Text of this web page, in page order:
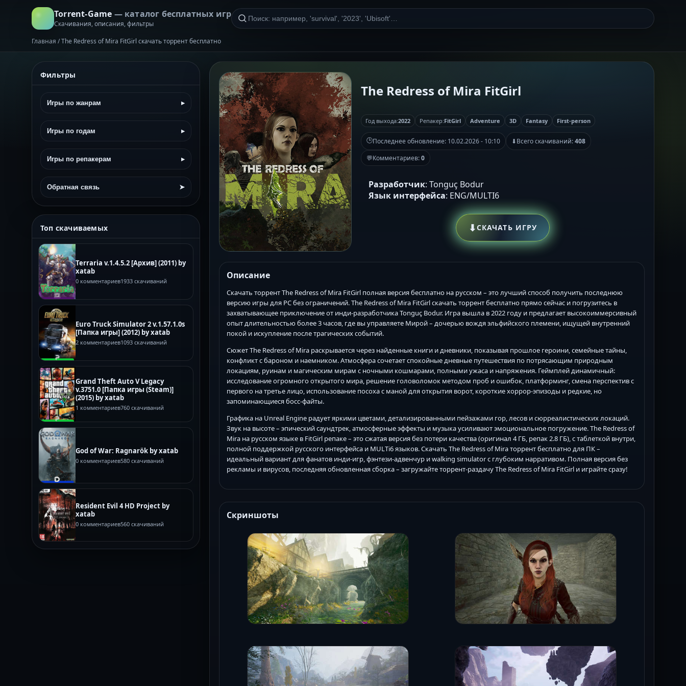
Torrent-Game — каталог бесплатных игр
Скачивания, описания, фильтры
Главная /The Redress of Mira FitGirl скачать торрент бесплатно
Фильтры
Игры по жанрам ▸
Игры по годам ▸
Игры по репакерам ▸
Обратная связь ➤
Топ скачиваемых
Terraria v.1.4.5.2 [Архив] (2011) by
xatab
0 комментариев1933 скачиваний
Euro Truck Simulator 2 v.1.57.1.0s
[Папка игры] (2012) by xatab
2 комментариев1093 скачиваний
Grand Theft Auto V Legacy
v.3751.0 [Папка игры (Steam)]
(2015) by xatab
1 комментариев760 скачиваний
God of War: Ragnarök by xatab
0 комментариев580 скачиваний
Resident Evil 4 HD Project by
xatab
0 комментариев560 скачиваний
The Redress of Mira FitGirl
Год выхода:2022 Репакер:FitGirl Adventure 3D Fantasy First-person
🕒Последнее обновление: 10.02.2026 - 10:10 ⬇Всего скачиваний:408
💬Комментариев:0
Разработчик: Tonguç Bodur
Язык интерфейса: ENG/MULTI6
⬇СКАЧАТЬ ИГРУ
Описание
Скачать торрент The Redress of Mira FitGirl полная версия бесплатно на русском – это лучший способ получить последнюю
версию игры для PC без ограничений. The Redress of Mira FitGirl скачать торрент бесплатно прямо сейчас и погрузитесь в
захватывающее приключение от инди-разработчика Tonguç Bodur. Игра вышла в 2022 году и предлагает высокоиммерсивный
опыт длительностью более 3 часов, где вы управляете Мирой – дочерью вождя эльфийского племени, ищущей внутренний
покой и искупление после трагических событий.
Сюжет The Redress of Mira раскрывается через найденные книги и дневники, показывая прошлое героини, семейные тайны,
конфликт с бароном и наемником. Атмосфера сочетает спокойные дневные путешествия по потрясающим природным
локациям, руинам и магическим мирам с ночными кошмарами, полными ужаса и напряжения. Геймплей динамичный:
исследование огромного открытого мира, решение головоломок методом проб и ошибок, платформинг, смена перспектив с
первого на третье лицо, использование посоха с маной для открытия ворот, короткие хоррор-эпизоды и редкие, но
запоминающиеся босс-файты.
Графика на Unreal Engine радует яркими цветами, детализированными пейзажами гор, лесов и сюрреалистических локаций.
Звук на высоте – эпический саундтрек, атмосферные эффекты и музыка усиливают эмоциональное погружение. The Redress of
Mira на русском языке в FitGirl репаке – это сжатая версия без потери качества (оригинал 4 ГБ, репак 2.8 ГБ), с таблеткой внутри,
полной поддержкой русского интерфейса и MULTi6 языков. Скачать The Redress of Mira торрент бесплатно для ПК –
идеальный вариант для фанатов инди-игр, фэнтези-адвенчур и walking simulator с глубоким нарративом. Полная версия без
рекламы и вирусов, последняя обновленная сборка – загружайте торрент-раздачу The Redress of Mira FitGirl и играйте сразу!
Скриншоты